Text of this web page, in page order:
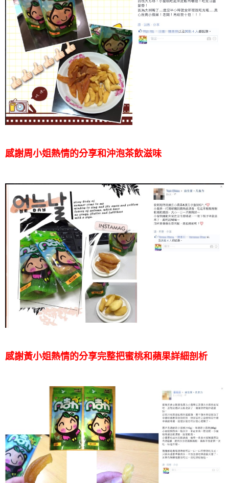
感謝周小姐熱情的分享和沖泡茶飲滋味
感謝黃小姐熱情的分享完整把蜜桃和蘋果詳細剖析